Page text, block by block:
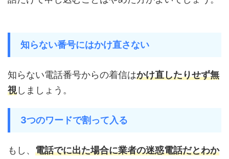
知らない番号にはかけ直さない
知らない電話番号からの着信はかけ直したりせず無
視しましょう。
3つのワードで割って入る
もし、 電話でに出た場合に業者の迷惑電話だとわか